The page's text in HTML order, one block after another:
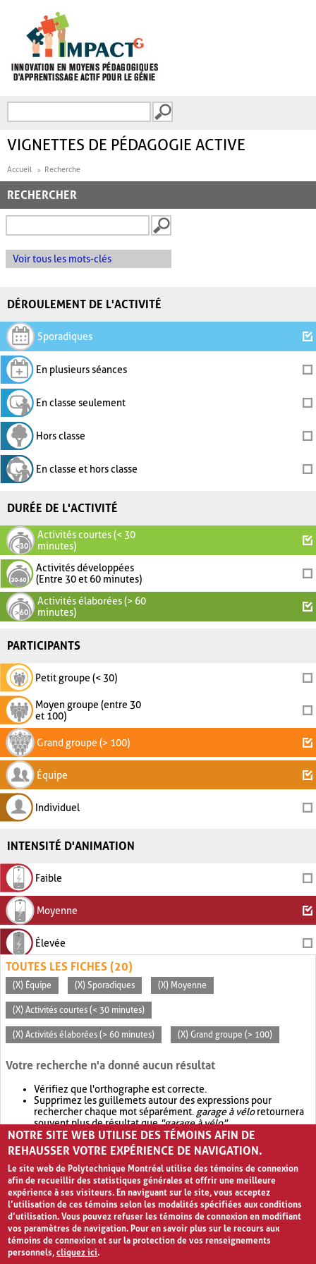
FORMULAIRE DE
VIGNETTES DE PÉDAGOGIE ACTIVE
Accueil Recherche
RECHERCHER
Voir tous les mots-clés
DÉROULEMENT DE L'ACTIVITÉ
Sporadiques
En plusieurs séances
En classe seulement
Hors classe
En classe et hors classe
DURÉE DE L'ACTIVITÉ
Activités courtes (< 30
minutes)
Activités développées
(Entre 30 et 60 minutes)
Activités élaborées (> 60
minutes)
PARTICIPANTS
Petit groupe (< 30)
Moyen groupe (entre 30
et 100)
Grand groupe (> 100)
Équipe
Individuel
INTENSITÉ D'ANIMATION
Faible
Moyenne
Élevée
TOUTES LES FICHES (20)
(X) Équipe (X) Sporadiques (X) Moyenne
(X) Activités courtes (< 30 minutes)
(X) Activités élaborées (> 60 minutes) (X) Grand groupe (> 100)
Votre recherche n'a donné aucun résultat
Vérifiez que l'orthographe est correcte.
Supprimez les guillemets autour des expressions pour
rechercher chaque mot séparément. garage à véloretournera
souvent plus de résultat que"garage à vélo".
Envisagez d'élargir votre recherche avec OR.garage OR vélo
retournera souvent plus de résultat quegarage à vélo
NOTRE SITE WEB UTILISE DES TÉMOINS AFIN DE
REHAUSSER VOTRE EXPÉRIENCE DE NAVIGATION.
Le site web de Polytechnique Montréal utilise des témoins de connexion
afin de recueillir des statistiques générales et offrir une meilleure
expérience à ses visiteurs. En naviguant sur le site, vous acceptez
l’utilisation de ces témoins selon les modalités spécifiées aux conditions
d’utilisation. Vous pouvez refuser les témoins de connexion en modifiant
vos paramètres de navigation. Pour en savoir plus sur le recours aux
témoins de connexion et sur la protection de vos renseignements
personnels,cliquez ici.